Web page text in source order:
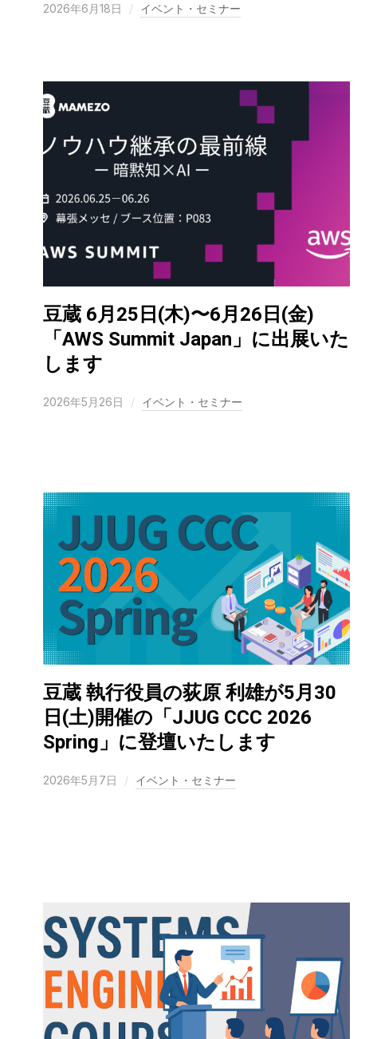
2026年6月18日 イベント・セミナー
豆蔵 6月25日(木)〜6月26日(金)
「AWS Summit Japan」に出展いた
します
2026年5月26日 イベント・セミナー
豆蔵 執行役員の荻原 利雄が5月30
日(土)開催の「JJUG CCC 2026
Spring」に登壇いたします
2026年5月7日 イベント・セミナー